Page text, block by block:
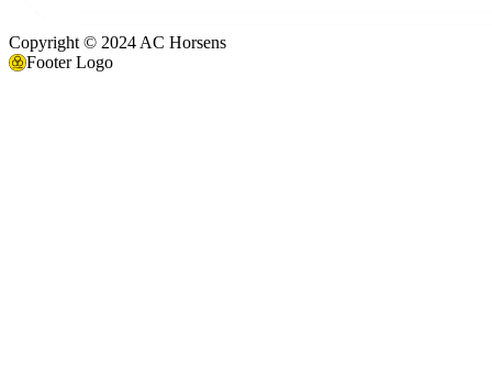
Copyright © 2024 AC Horsens
Footer Logo